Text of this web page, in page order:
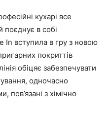
кухарі все
поєднує в собі
In вступила в гру з новою
покриттів
обіцяє забезпечувати
одночасно
пов’язані з хімічно